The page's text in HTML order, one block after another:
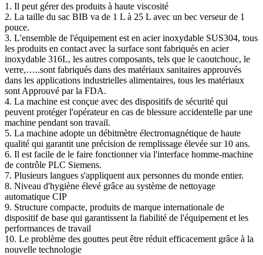
1. Il peut gérer des produits à haute viscosité
2. La taille du sac BIB va de 1 L à 25 L avec un bec verseur de 1
pouce.
3. L'ensemble de l'équipement est en acier inoxydable SUS304, tous
les produits en contact avec la surface sont fabriqués en acier
inoxydable 316L, les autres composants, tels que le caoutchouc, le
verre,…..sont fabriqués dans des matériaux sanitaires approuvés
dans les applications industrielles alimentaires, tous les matériaux
sont Approuvé par la FDA.
4. La machine est conçue avec des dispositifs de sécurité qui
peuvent protéger l'opérateur en cas de blessure accidentelle par une
machine pendant son travail.
5. La machine adopte un débitmètre électromagnétique de haute
qualité qui garantit une précision de remplissage élevée sur 10 ans.
6. Il est facile de le faire fonctionner via l'interface homme-machine
de contrôle PLC Siemens.
7. Plusieurs langues s'appliquent aux personnes du monde entier.
8. Niveau d'hygiène élevé grâce au système de nettoyage
automatique CIP
9. Structure compacte, produits de marque internationale de
dispositif de base qui garantissent la fiabilité de l'équipement et les
performances de travail
10. Le problème des gouttes peut être réduit efficacement grâce à la
nouvelle technologie